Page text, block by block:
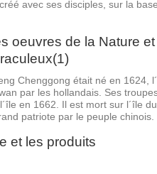
avec ses disciples, sur la
oeuvres de la Nature
Chenggong était né en 1624,
par les hollandais. Ses
en 1662. Il est mort sur l´île
patriote par le peuple chinois.
et les produits